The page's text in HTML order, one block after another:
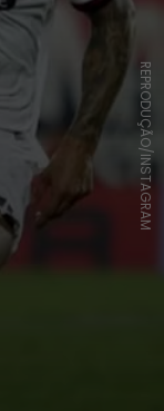
REPRODUÇÃO/INSTAGRAM